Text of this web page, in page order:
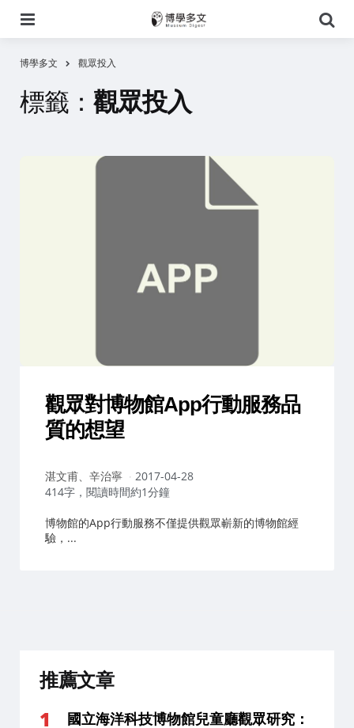
尋
博學多文 觀眾投入
標籤： 觀眾投入
觀眾對博物館App行動服務品
質的想望
作
者：
湛文甫、辛治寧
2017-04-28
414字，閱讀時間約1分鐘
博物館的App行動服務不僅提供觀眾嶄新的博物館經
驗，...
推薦文章
國立海洋科技博物館兒童廳觀眾研究：